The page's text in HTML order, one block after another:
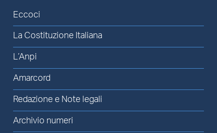
Eccoci
La Costituzione Italiana
L’Anpi
Amarcord
Redazione e Note legali
Archivio numeri